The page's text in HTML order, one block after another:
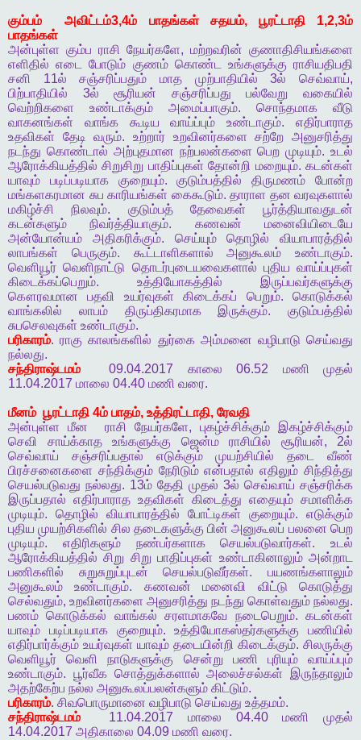
கும்பம் அவிட்டம்3,4ம் பாதங்கள் சதயம், பூரட்டாதி1,2,3ம்
பாதங்கள்
அன்புள்ள கும்ப ராசி நேயர்களே, மற்றவரின் குணாதிசியங்களை
எளிதில் எடை போடும் குணம் கொண்ட உங்களுக்கு ராசியதிபதி
சனி
11ல் சஞ்சரிப்பதும் மாத முற்பாதியில் 3ல் செவ்வாய்,
பிற்பாதியில் 3ல் சூரியன் சஞ்சரிப்பது பல்வேறு
வகையில்
வெற்றிகளை
உண்டாக்கும் அமைப்பாகும். சொந்தமாக
வீடு
வாகனங்கள்
வாங்க கூடிய வாய்ப்பும் உண்டாகும்.எதிர்பாராத
உதவிகள்
தேடி வரும்.உற்றார் உறவினர்களை சற்றே அனுசரித்து
நடந்து கொண்டால் அற்புதமான நற்பலன்களை பெற முடியும்.உடல்
ஆரோக்கியத்தில் சிறுசிறு பாதிப்புகள் தோன்றி மறையும்.கடன்கள்
யாவும்
படிப்படியாக குறையும்.குடும்பத்தில் திருமணம்
போன்ற
மங்களகரமான சுப காரியங்கள் கைகூடும். தாராள தன வரவுகளால்
மகிழ்ச்சி
நிலவும். குடும்பத் தேவைகள்
பூர்த்தியாவதுடன்
கடன்களும்
நிவர்த்தியாகும். கணவன்
மனைவியிடையே
அன்யோன்யம்
அதிகரிக்கும். செய்யும் தொழில்
வியாபாரத்தில்
லாபங்கள்
பெருகும். கூட்டாளிகளால் அனுகூலம் உண்டாகும்.
வெளியூர் வெளிநாட்டு தொடர்புடையவைகளால் புதிய வாய்ப்புகள்
கிடைக்கப்பெறும். உத்தியோகத்தில்
இருப்பவர்களுக்கு
கௌரவமான
பதவி உயர்வுகள் கிடைக்கப் பெறும்.கொடுக்கல்
வாங்கலில்
லாபம் திருப்திகரமாக இருக்கும். குடும்பத்தில்
சுபசெலவுகள் உண்டாகும்.
பரிகாரம்.ராகு காலங்களில் துர்கை அம்மனை வழிபாடு செய்வது
நல்லது.
சந்திராஷ்டமம்
09.04.2017 காலை 06.52 மணி
முதல்
11.04.2017 மாலை 04.40 மணி வரை.
மீனம் பூரட்டாதி 4ம் பாதம், உத்திரட்டாதி, ரேவதி
அன்புள்ள
மீன ராசி நேயர்களே, புகழ்ச்சிக்கும்
இகழ்ச்சிக்கும்
செவி
சாய்க்காத உங்களுக்கு ஜென்ம ராசியில் சூரியன், 2ல்
செவ்வாய்
சஞ்சரிப்பதால் எடுக்கும் முயற்சியில் தடை
வீண்
பிரச்சனைகளை சந்திக்கும் நேரிடும் என்பதால் எதிலும் சிந்தித்து
செயல்படுவது நல்லது. 13ம் தேதி முதல் 3ல் செவ்வாய் சஞ்சரிக்க
இருப்பதால் எதிர்பாராத உதவிகள் கிடைத்து எதையும் சமாளிக்க
முடியும். தொழில் வியாபாரத்தில் போட்டிகள் குறையும். எடுக்கும்
புதிய முயற்சிகளில் சில தடைகளுக்கு பின் அனுகூலப் பலனை பெற
முடியும். எதிரிகளும் நண்பர்களாக செயல்படுவார்கள். உடல்
ஆரோக்கியத்தில் சிறு சிறு பாதிப்புகள் உண்டாகினாலும் அன்றாட
பணிகளில்
சுறுசுறுப்புடன் செயல்படுவீர்கள்.பயணங்களாலும்
அனுகூலம்
உண்டாகும். கணவன் மனைவி விட்டு
கொடுத்து
செல்வதும், உறவினர்களை அனுசரித்து நடந்து கொள்வதும் நல்லது.
பணம் கொடுக்கல் வாங்கல் சரளமாகவே நடைபெறும்.கடன்கள்
யாவும்
படிப்படியாக குறையும்.உத்தியோகஸ்தர்களுக்கு
பணியில்
எதிர்பார்க்கும் உயர்வுகள் யாவும் தடையின்றி கிடைக்கும். சிலருக்கு
வெளியூர்
வெளி நாடுகளுக்கு சென்று பணி புரியும்
வாய்ப்பும்
உண்டாகும். பூர்வீக சொத்துக்களால் அலைச்சல்கள்
இருந்தாலும்
அதற்கேற்ப நல்ல அனுகூலப்பலன்களும் கிட்டும்.
பரிகாரம். சிவபொருமானை வழிபாடு செய்வது உத்தமம்.
சந்திராஷ்டமம் 11.04.2017 மாலை 04.40மணி
முதல்
14.04.2017 அதிகாலை 04.09 மணி வரை.